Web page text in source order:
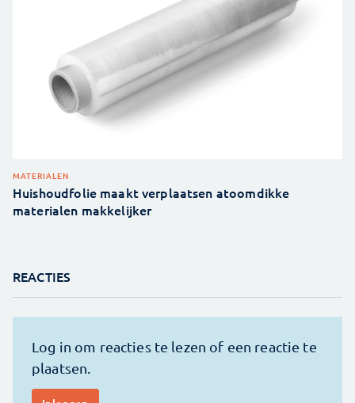
MATERIALEN
Huishoudfolie maakt verplaatsen atoomdikke
materialen makkelijker
REACTIES